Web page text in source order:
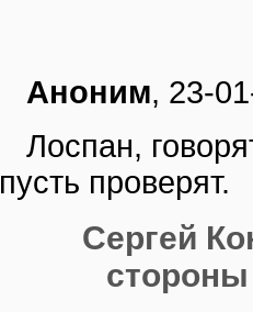
Аноним, 23-
Лоспан,
пусть проверят.
Сергей